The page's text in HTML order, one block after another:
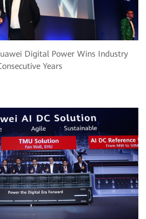
Digital Power Wins Industry
Years